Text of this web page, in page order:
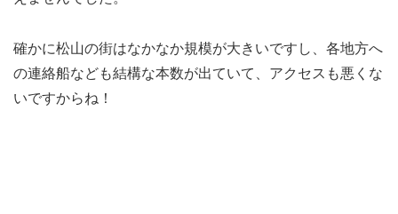
確かに松山の街はなかなか規模が大きいですし、各地方へ
の連絡船なども結構な本数が出ていて、アクセスも悪くな
いですからね！